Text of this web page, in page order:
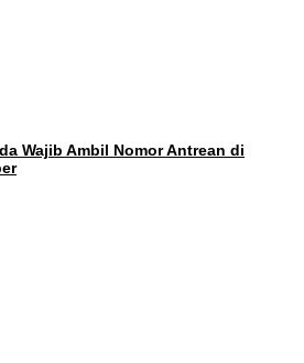
Wajib Ambil Nomor Antrean di